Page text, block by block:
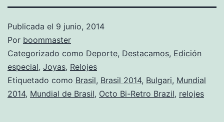
Publicada el 9 junio, 2014
Por boommaster
Categorizado como Deporte, Destacamos, Edición
especial, Joyas, Relojes
Etiquetado como Brasil, Brasil 2014, Bulgari, Mundial
2014, Mundial de Brasil, Octo Bi-Retro Brazil, relojes